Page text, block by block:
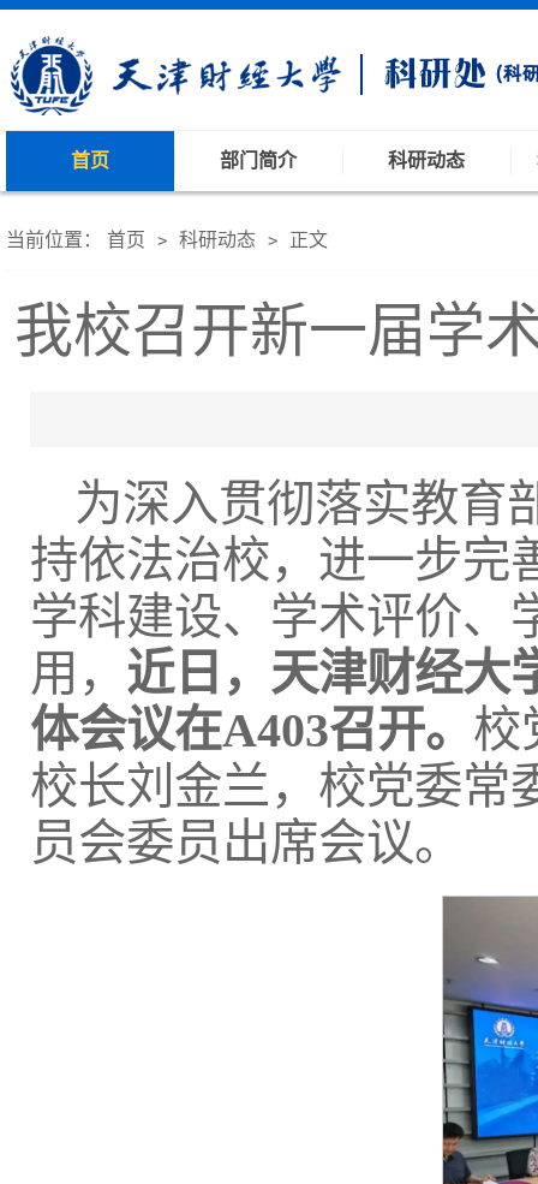
首页 部门简介 科研动态
当前位置： 首页 > 科研动态 > 正文
我校召开新一届学
为深入贯彻落实教育
持依法治校，进一步完
学科建设、学术评价、
用， 近日，天津财经大
体会议在A403召开。 校
校长刘金兰，校党委常
员会委员出席会议。